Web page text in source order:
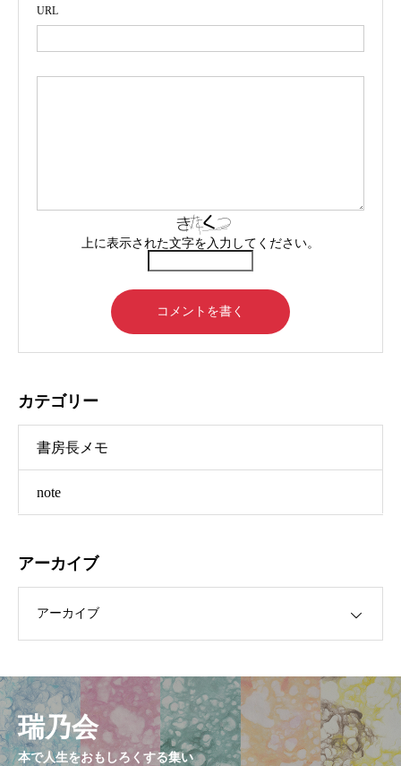
URL
上に表示された文字を入力してください。
カテゴリー
書房長メモ
note
アーカイブ
瑞乃会
本で人生をおもしろくする集い